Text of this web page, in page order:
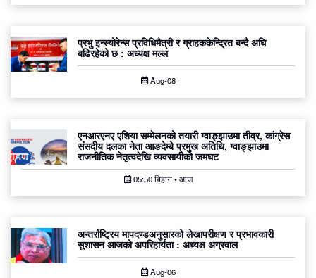
प्रभु इन्स्योरेन्स प्रविधिमैत्री र ग्राहककेन्द्रित बन्दै अघि
बढिरहेको छ : अध्यक्ष मल्ल
Aug-08
एनआरएनए एशिया सम्मेलनको तयारी ग्वाङ्झाउमा तीव्र, कांग्रेस
संसदीय दलका नेता आङदेम्बे प्रमुख अतिथि, ग्वाङ्झाउमा
राजनीतिक नेतृत्वदेखि व्यवसायीको जमघट
05:50 बिहान • आज
अन्तर्राष्ट्रिय मापदण्डअनुसारको लेखापरीक्षण र प्रभावकारी
सुशासन आजको अपरिहार्यता : अध्यक्ष अग्रवाल
Aug-06